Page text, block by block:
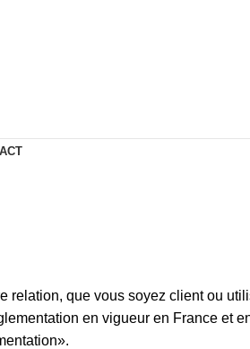
que vous soyez client ou
en vigueur en France et